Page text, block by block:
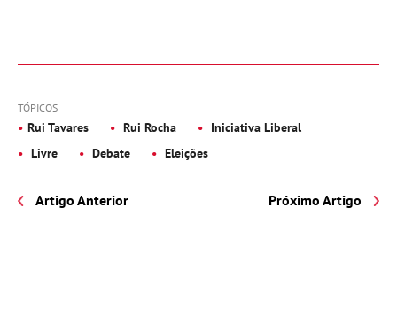
TÓPICOS
Rui Tavares Rui Rocha
Iniciativa Liberal
Livre
Debate Eleições
Artigo Anterior Próximo Artigo